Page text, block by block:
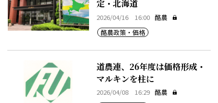
定・北海道
2026/04/16 16:00 酪農
酪農政策・価格
道農連、26年度は価格形成・
マルキンを柱に
2026/04/08 16:29 酪農